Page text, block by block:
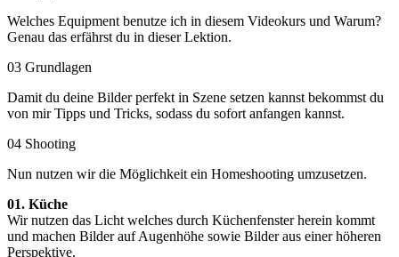
Welches Equipment benutze ich in diesem Videokurs und Warum?
Genau das erfährst du in dieser Lektion.
03 Grundlagen
Damit du deine Bilder perfekt in Szene setzen kannst bekommst du
von mir Tipps und Tricks, sodass du sofort anfangen kannst.
04 Shooting
Nun nutzen wir die Möglichkeit ein Homeshooting umzusetzen.
01. Küche
Wir nutzen das Licht welches durch Küchenfenster herein kommt
und machen Bilder auf Augenhöhe sowie Bilder aus einer höheren
Perspektive.